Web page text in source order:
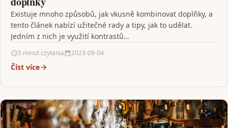
Existuje mnoho způsobů, jak vkusně kombinovat doplňky, a
tento článek nabízí užitečné rady a tipy, jak to udělat.
Jedním z nich je využití kontrastů…
5 minut czytania 2023-09-04
Číst více